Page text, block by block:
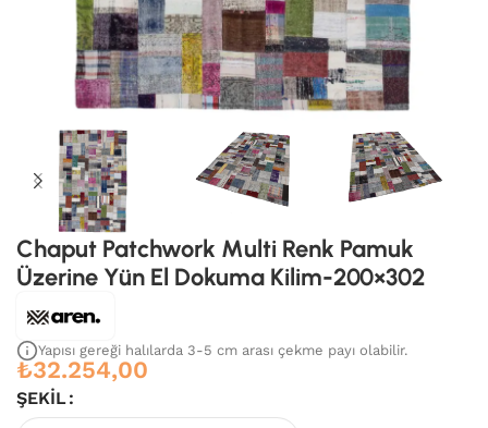
Chaput Patchwork Multi Renk Pamuk
Üzerine Yün El Dokuma Kilim-200×302
Yapısı gereği halılarda 3-5 cm arası çekme payı olabilir.
₺32.254,00
ŞEKIL